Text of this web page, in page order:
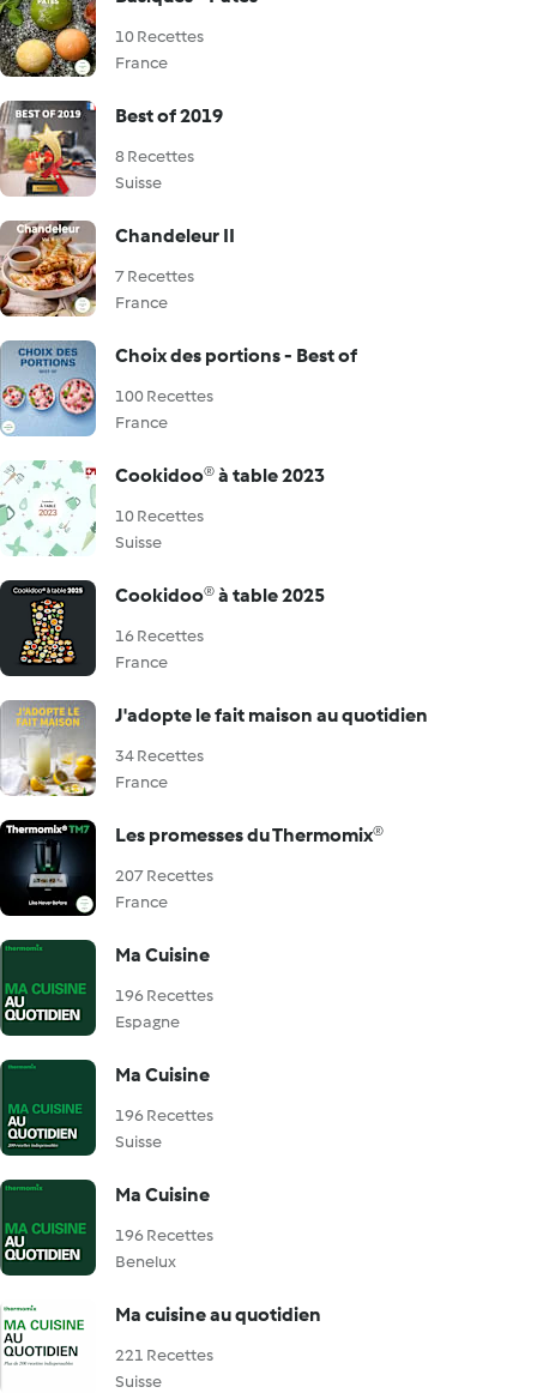
10 Recettes
France
Best of 2019
8 Recettes
Suisse
Chandeleur II
7 Recettes
France
Choix des portions - Best of
100 Recettes
France
Cookidoo® à table 2023
10 Recettes
Suisse
Cookidoo® à table 2025
16 Recettes
France
J'adopte le fait maison au quotidien
34 Recettes
France
Les promesses du Thermomix®
207 Recettes
France
Ma Cuisine
196 Recettes
Espagne
Ma Cuisine
196 Recettes
Suisse
Ma Cuisine
196 Recettes
Benelux
Ma cuisine au quotidien
221 Recettes
Suisse